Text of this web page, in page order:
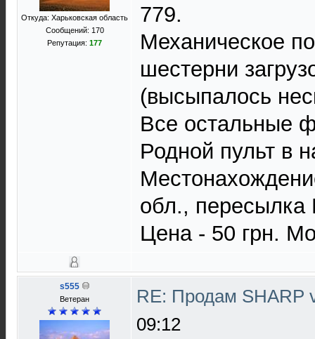
Откуда: Харьковская область
Сообщений: 170
Репутация: 177
779.
Механическое
шестерни
(высыпалось
Все остальные
Родной пульт в
обл.,
Цена - 50 грн.
s555
Ветеран
RE: Продам SHARP
09:12